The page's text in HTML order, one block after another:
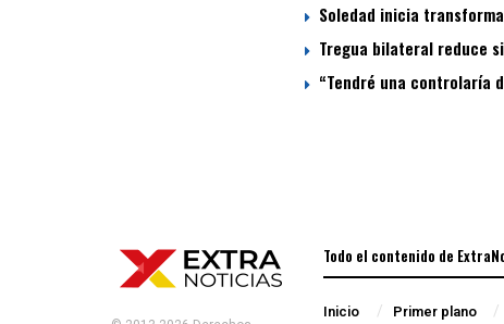
Soledad inicia
Tregua bilateral reduce
“Tendré una controlaría
Todo el contenido de
Inicio Primer plano